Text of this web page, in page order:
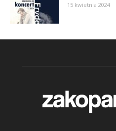
15 kwietnia 2024